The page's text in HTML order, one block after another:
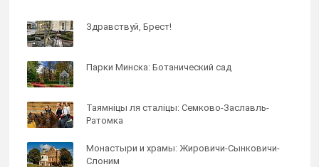
Здравствуй, Брест!
Парки Минска: Ботанический сад
Таямнiцы ля сталiцы: Семково-Заславль-
Ратомка
Монастыри и храмы: Жировичи-Сынковичи-
Слоним